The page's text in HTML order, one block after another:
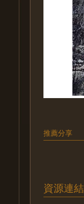
推薦分享
資源連結